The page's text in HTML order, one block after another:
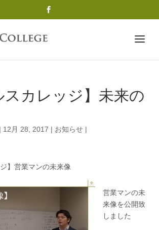
スカレッジ】未来の
| 12月 28, 2017 | お知らせ |
】営業マンの未来像
営業マンの未
来像を公開致
しました